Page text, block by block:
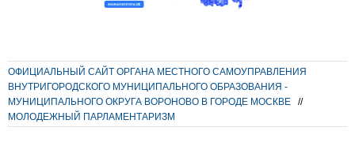
ОФИЦИАЛЬНЫЙ САЙТ ОРГАНА МЕСТНОГО САМОУПРАВЛЕНИЯ
ВНУТРИГОРОДСКОГО МУНИЦИПАЛЬНОГО ОБРАЗОВАНИЯ -
МУНИЦИПАЛЬНОГО ОКРУГА ВОРОНОВО В ГОРОДЕ МОСКВЕ
//
МОЛОДЕЖНЫЙ ПАРЛАМЕНТАРИЗМ